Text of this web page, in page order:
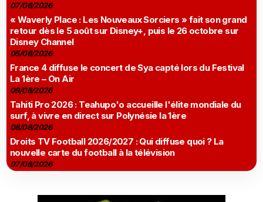
07/08/2026
« Waverly Place : Les Nouveaux Sorciers » fait son grand
retour dès le 5 août sur Disney+, puis le 26 octobre sur
Disney Channel
05/08/2026
France 4 diffuse le concert de Sya capté lors du Festival
La 1ère – On Air
09/08/2026
Tahiti Pro 2026 : Teahupo'o accueille l'élite mondiale du
surf, à vivre en direct sur Polynésie la 1ère
08/08/2026
Droits TV Football 2026/2027 : Qui diffuse quoi ? La
nouvelle carte du football à la télévision
07/08/2026